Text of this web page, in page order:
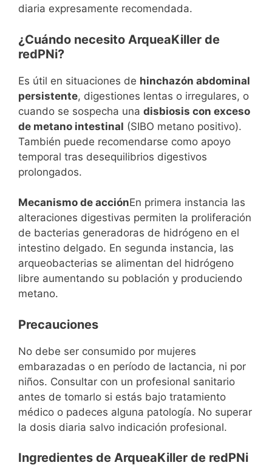
diaria expresamente recomendada.
¿Cuándo necesito ArqueaKiller de
redPNi?
Es útil en situaciones de hinchazón abdominal
persistente, digestiones lentas o irregulares, o
cuando se sospecha una disbiosis con exceso
de metano intestinal (SIBO metano positivo).
También puede recomendarse como apoyo
temporal tras desequilibrios digestivos
prolongados.
Mecanismo de acciónEn primera instancia las
alteraciones digestivas permiten la proliferación
de bacterias generadoras de hidrógeno en el
intestino delgado. En segunda instancia, las
arqueobacterias se alimentan del hidrógeno
libre aumentando su población y produciendo
metano.
Precauciones
No debe ser consumido por mujeres
embarazadas o en período de lactancia, ni por
niños. Consultar con un profesional sanitario
antes de tomarlo si estás bajo tratamiento
médico o padeces alguna patología. No superar
la dosis diaria salvo indicación profesional.
Ingredientes de ArqueaKiller de redPNi